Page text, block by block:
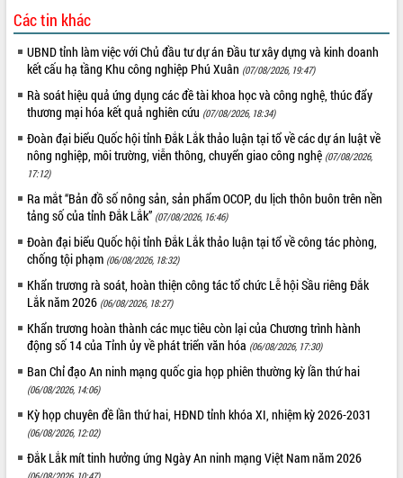
Đắk Lắk ký kết thỏa thuận hợp tác về
chuyển đổi số giai đoạn 2026 – 2030
với Tập đoàn Bưu chính Viễn thông
Việt Nam
Thứ trưởng Bộ Y tế làm việc với tỉnh
Đắk Lắk về phát triển nhân lực y tế
cho trạm y tế cấp xã
Du lịch Đắk Lắk nâng tầm trải nghiệm
du khách thông qua Hệ thống cơ sở dữ
liệu và Bản đồ số
Tập huấn ứng dụng trí tuệ nhân tạo (AI)
trong thương mại điện tử năm 2026
Đoàn đại biểu Quốc hội tỉnh Đắk Lắk
trao đổi thông tin trước Kỳ họp thứ
nhất, Quốc hội khóa XVI
Quyết liệt cải cách hành chính, khơi
thông nguồn lực phát triển
Nâng cao hiệu lực, hiệu quả HĐND
tỉnh thông qua hiện đại hóa hành chính
Xã Ea Phê gắn cải cách hành chính với
chuyển đổi số
Phó Chủ tịch Thường trực UBND tỉnh
Hồ Thị Nguyên Thảo làm việc tại Trung
tâm Phục vụ hành chính công xã Ea
Các tin khác
UBND tỉnh làm việc với Chủ đầu tư dự án Đầu tư xây dựng và kinh doanh
kết cấu hạ tầng Khu công nghiệp Phú Xuân (07/08/2026, 19:47)
Rà soát hiệu quả ứng dụng các đề tài khoa học và công nghệ, thúc đẩy
thương mại hóa kết quả nghiên cứu (07/08/2026, 18:34)
Đoàn đại biểu Quốc hội tỉnh Đắk Lắk thảo luận tại tổ về các dự án luật về
nông nghiệp, môi trường, viễn thông, chuyển giao công nghệ (07/08/2026,
17:12)
Ra mắt “Bản đồ số nông sản, sản phẩm OCOP, du lịch thôn buôn trên nền
tảng số của tỉnh Đắk Lắk” (07/08/2026, 16:46)
Đoàn đại biểu Quốc hội tỉnh Đắk Lắk thảo luận tại tổ về công tác phòng,
chống tội phạm (06/08/2026, 18:32)
Khẩn trương rà soát, hoàn thiện công tác tổ chức Lễ hội Sầu riêng Đắk
Lắk năm 2026 (06/08/2026, 18:27)
Khẩn trương hoàn thành các mục tiêu còn lại của Chương trình hành
động số 14 của Tỉnh ủy về phát triển văn hóa (06/08/2026, 17:30)
Ban Chỉ đạo An ninh mạng quốc gia họp phiên thường kỳ lần thứ hai
(06/08/2026, 14:06)
Kỳ họp chuyên đề lần thứ hai, HĐND tỉnh khóa XI, nhiệm kỳ 2026-2031
(06/08/2026, 12:02)
Đắk Lắk mít tinh hưởng ứng Ngày An ninh mạng Việt Nam năm 2026